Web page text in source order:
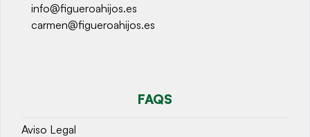
info@figueroahijos.es
carmen@figueroahijos.es
FAQS
Aviso Legal